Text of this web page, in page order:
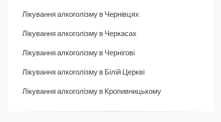
Лікування алкоголізму в Чернівцях
Лікування алкоголізму в Черкасах
Лікування алкоголізму в Чернігові
Лікування алкоголізму в Білій Церкві
Лікування алкоголізму в Кропивницькому